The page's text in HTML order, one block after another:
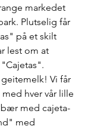
markedet
Plutselig får
på et skilt
lest om at
geitemelk! Vi får
hver vår lille
med cajeta-
med